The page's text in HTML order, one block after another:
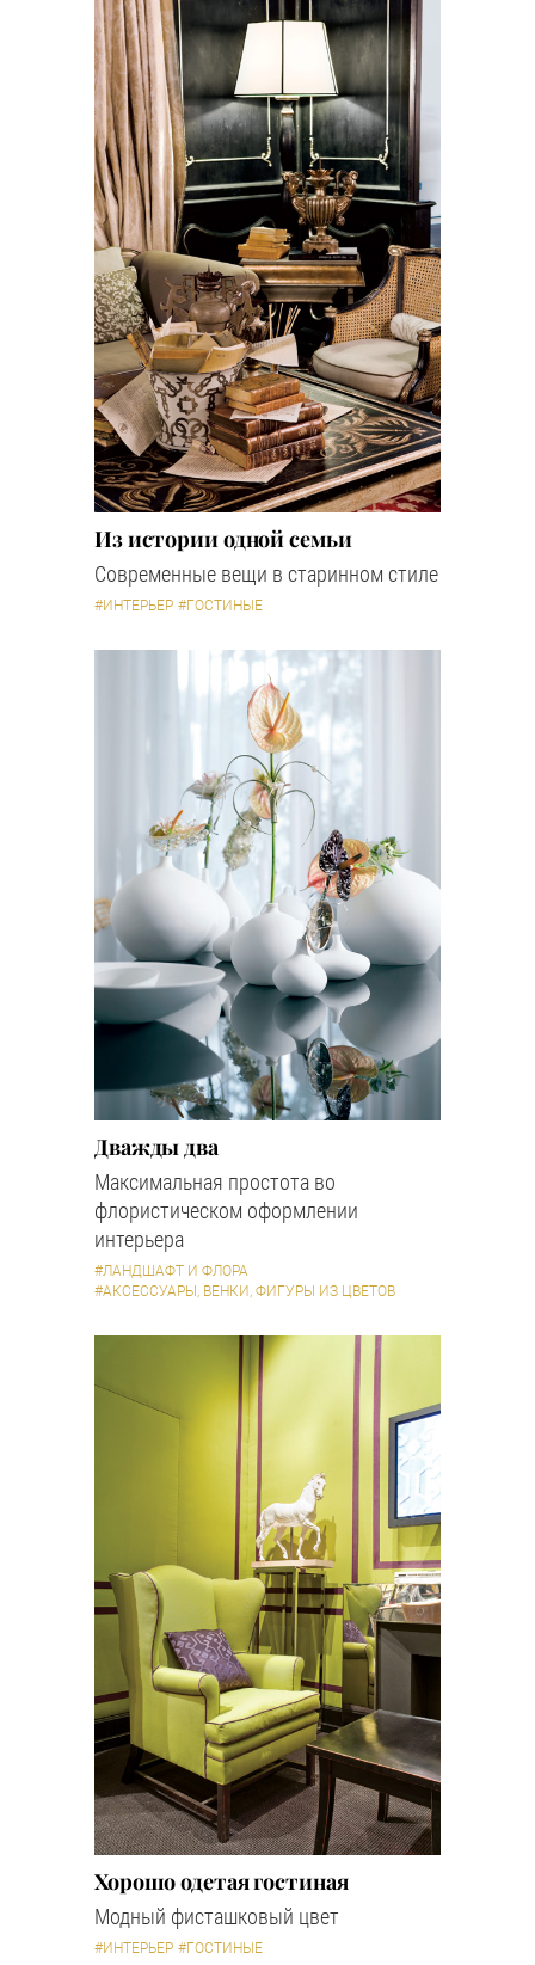
Из истории одной семьи
Современные вещи в старинном стиле
#ИНТЕРЬЕР #ГОСТИНЫЕ
Дважды два
Максимальная простота во
флористическом оформлении
интерьера
#ЛАНДШАФТ И ФЛОРА
#АКСЕССУАРЫ, ВЕНКИ, ФИГУРЫ ИЗ ЦВЕТОВ
Хорошо одетая гостиная
Модный фисташковый цвет
#ИНТЕРЬЕР #ГОСТИНЫЕ